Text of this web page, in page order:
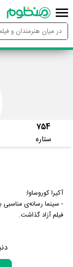
754
ستاره
آکیرا کوروساوا:
- سینما رسانه‌ی
فیلم آزاد گذاشت.